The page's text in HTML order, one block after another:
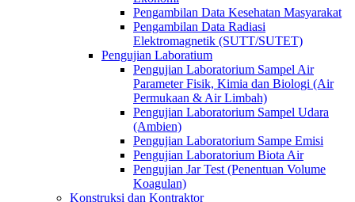
Pengambilan Data Kesehatan Masyarakat
Pengambilan Data Radiasi
Elektromagnetik (SUTT/SUTET)
Pengujian Laboratium
Pengujian Laboratorium Sampel Air
Parameter Fisik, Kimia dan Biologi (Air
Permukaan & Air Limbah)
Pengujian Laboratorium Sampel Udara
(Ambien)
Pengujian Laboratorium Sampe Emisi
Pengujian Laboratorium Biota Air
Pengujian Jar Test (Penentuan Volume
Koagulan)
Konstruksi dan Kontraktor